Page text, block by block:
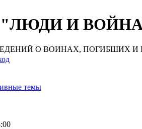
"ЛЮДИ И ВОЙНА"
О ВОИНАХ, ПОГИБШИХ И
темы